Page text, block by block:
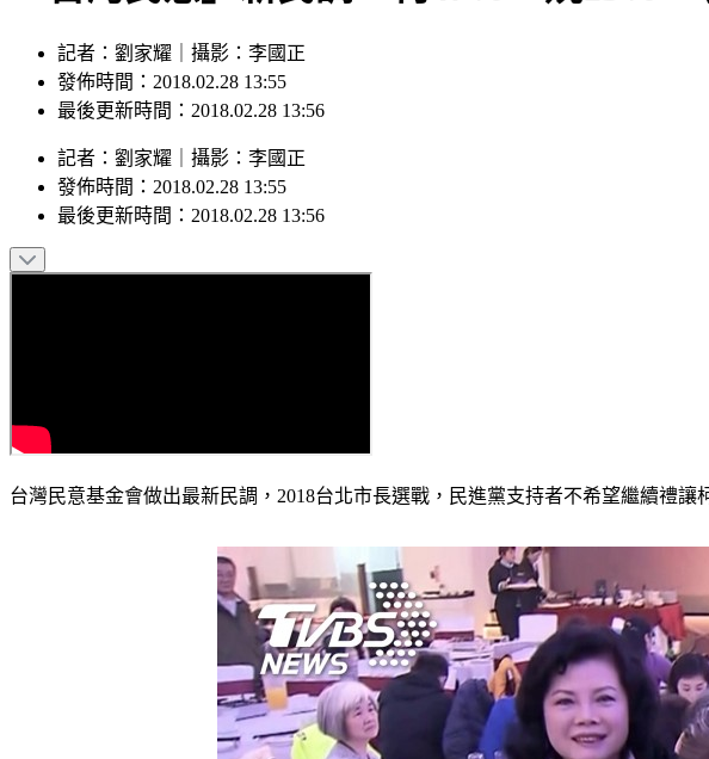
記者：劉家耀｜攝影：李國正
發佈時間：2018.02.28 13:55
最後更新時間：2018.02.28 13:56
記者 ： 劉家耀 攝影 ： 李國正
發佈時間： 2018.02.28 13:55
最後更新時間： 2018.02.28 13:56
台灣民意基金會做出最新民調，2018台北市長選戰，民進黨支持者不希望繼續禮